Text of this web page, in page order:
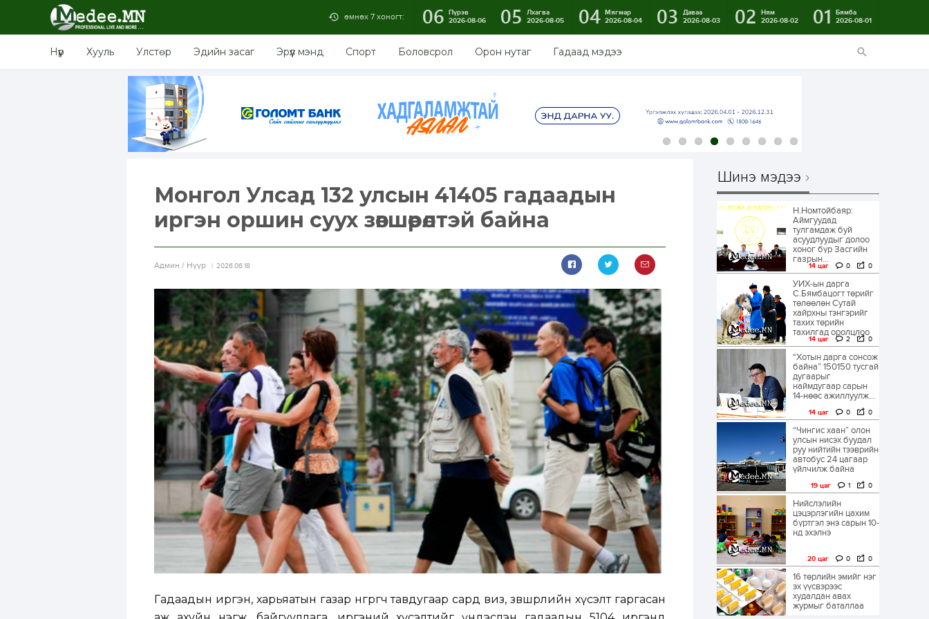
өмнөх 7 хоногт: 06 Пүрэв
2026-08-06
05
Лхагва
2026-08-05
04 Мягмар
2026-08-04
03
Даваа
2026-08-03
02
Ням
2026-08-02
01
Бямба
2026-08-01
Нүүр Хууль Улстөр Эдийн засаг Эрүүл мэнд Спорт Боловсрол Орон нутаг Гадаад мэдээ
Монгол Улсад 132 улсын 41405 гадаадын
иргэн оршин суух зөвшөөрөлтэй байна
Aдмин / Нүүр 2026.06.18
Гадаадын иргэн, харьяатын газар өнгөрөгч тавдугаар сард виз, зөвшөөрлийн хүсэлт гаргасан
Шинэ мэдээ
Н.Номтойбаяр:
Аймгуудад
тулгамдаж буй
асуудлуудыг долоо
хоног бүр Засгийн
газрын...
14 цаг 0 0
УИХ-ын дарга
С.Бямбацогт төрийг
төлөөлөн Сутай
хайрхны тэнгэрийг
тахих төрийн
тахилгад оролцлоо
14 цаг 2 0
“Хотын дарга сонсож
байна” 150150 тусгай
дугаарыг
наймдугаар сарын
14-нөөс ажиллуулж...
14 цаг 0 0
“Чингис хаан” олон
улсын нисэх буудал
руу нийтийн тээврийн
автобус 24 цагаар
үйлчилж байна
19 цаг 1 0
Нийслэлийн
цэцэрлэгийн цахим
бүртгэл энэ сарын 10-
нд эхэлнэ
20 цаг 0 0
16 төрлийн эмийг нэг
эх үүсвэрээс
худалдан авах
журмыг баталлаа